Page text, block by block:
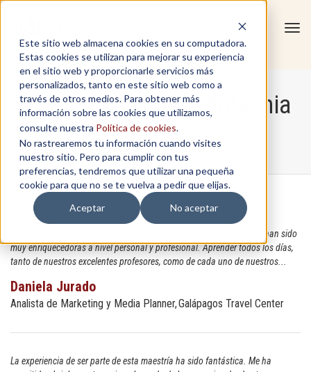
Este sitio web almacena cookies en su computadora.
Estas cookies se utilizan para mejorar su experiencia
en el sitio web y proporcionarle servicios más
personalizados, tanto en este sitio web como a
través de otros medios. Para obtener más
información sobre las cookies que utilizamos,
consulte nuestra Política de cookies.
No rastrearemos tu información cuando visites
nuestro sitio. Pero para cumplir con tus
preferencias, tendremos que utilizar una pequeña
cookie para que no se te vuelva a pedir que elijas.
Aceptar
No aceptar
Maestria en Mercadotecnia
Home / Maestria en Mercadotecnia
Cada una de las experiencias que hemos vivido durante la maestría han sido
muy enriquecedoras a nivel personal y profesional. Aprender todos los días,
tanto de nuestros excelentes profesores, como de cada uno de nuestros...
Daniela Jurado
Analista de Marketing y Media Planner Galápagos Travel Center
La experiencia de ser parte de esta maestría ha sido fantástica. Me ha